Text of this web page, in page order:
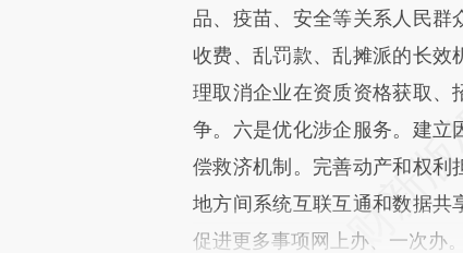
品、疫苗、安全等关系人民
收费、乱罚款、乱摊派的长效
理取消企业在资质资格获取、
争。六是优化涉企服务。建立
偿救济机制。完善动产和权利
地方间系统互联互通和数据共
促进更多事项网上办、一次办。